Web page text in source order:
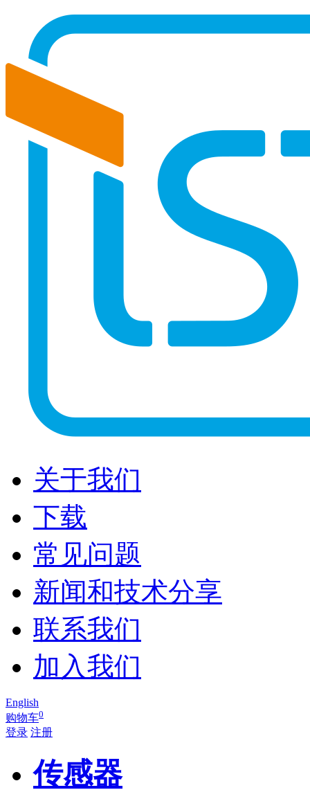
关于我们
下载
常见问题
新闻和技术分享
联系我们
加入我们
English
购物车0
登录 注册
传感器